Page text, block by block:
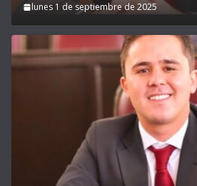
lunes 1 de septiembre de 2025